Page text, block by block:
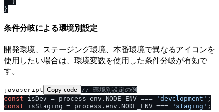
}
}
条件分岐による環境別設定
開発環境、ステージング環境、本番環境で異なるアイコンを
使用したい場合は、環境変数を使用した条件分岐が有効で
す。
javascript Copy code / / 環境別設定の例
const isDev = process. env . NODE_ENV === 'development'
const isStaging = process. env . NODE_ENV === 'staging' ;